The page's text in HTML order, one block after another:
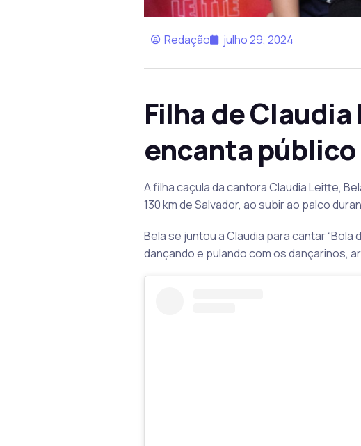
Redação julho 29, 2024
Filha de
encanta público
A filha caçula da cantora Claudia Leitte,
130 km de Salvador, ao subir ao palco
Bela se juntou a Claudia para cantar “Bola
dançando e pulando com os dançarinos,